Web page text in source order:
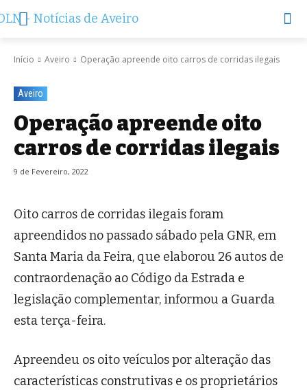
Início Aveiro Operação apreende oito carros de corridas ilegais
Aveiro
Operação apreende oito
carros de corridas ilegais
9 de Fevereiro, 2022
Oito carros de corridas ilegais foram
apreendidos no passado sábado pela GNR, em
Santa Maria da Feira, que elaborou 26 autos de
contraordenação ao Código da Estrada e
legislação complementar, informou a Guarda
esta terça-feira.
Apreendeu os oito veículos por alteração das
características construtivas e os proprietários